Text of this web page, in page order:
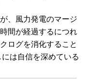
、風力発電のマージ
間が経過するにつれ
ログを消化すること
は自信を深めている